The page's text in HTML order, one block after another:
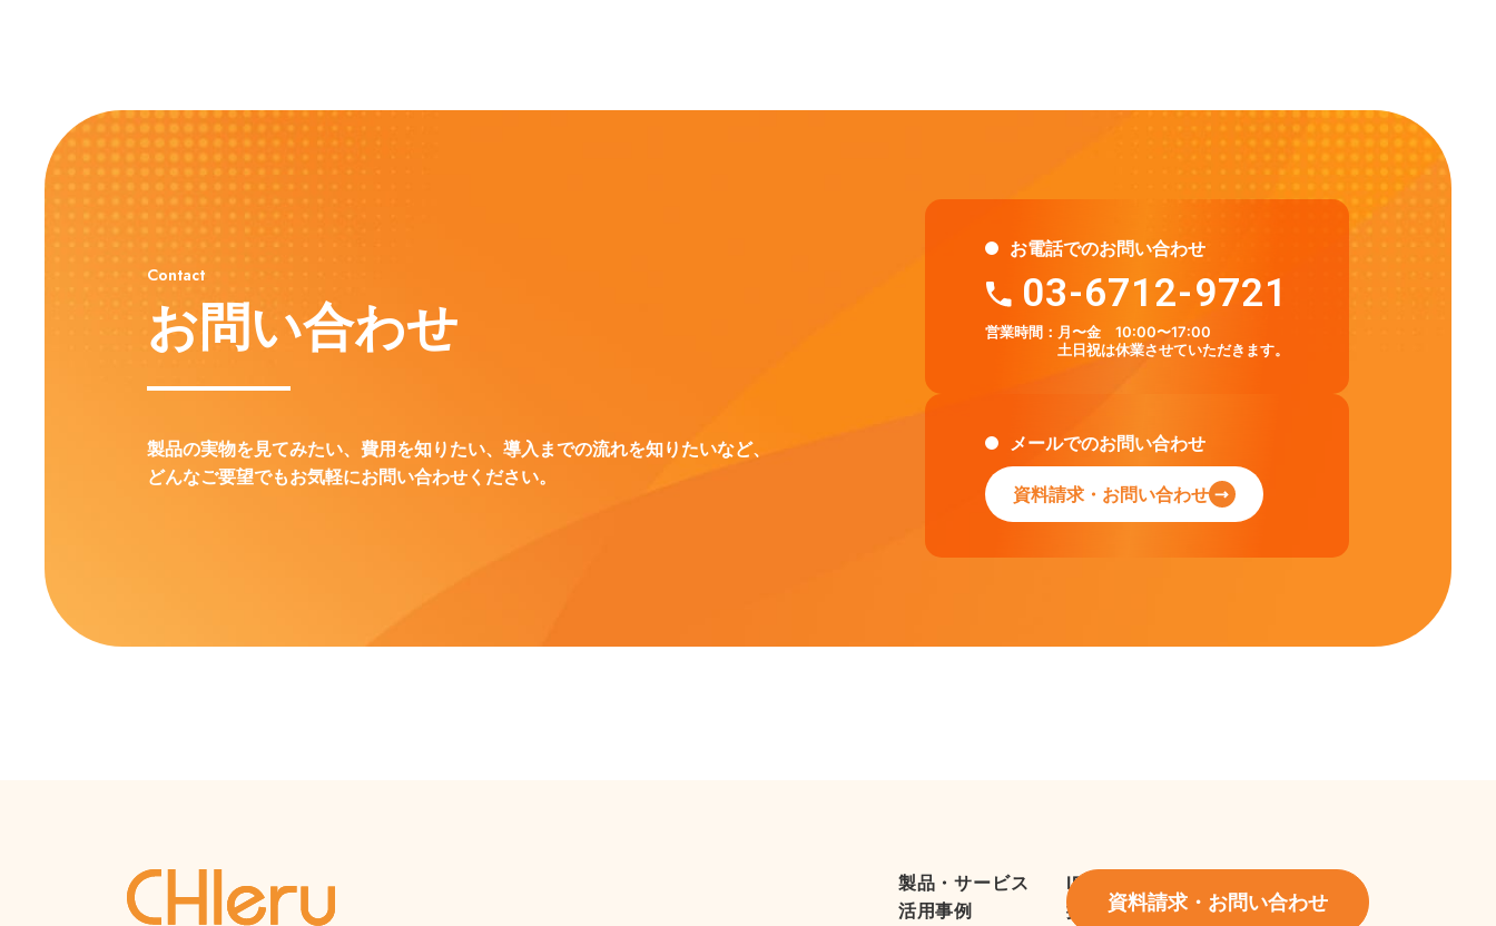
Contact
お問い合わせ
製品の実物を見てみたい、費用を知りたい、導入までの流れを知りたいなど、
どんなご要望でもお気軽にお問い合わせください。
お電話でのお問い合わせ
03-6712-9721
営業時間： 月〜金 10:00〜17:00
土日祝は休業させていただきます。
メールでのお問い合わせ
資料請求・お問い合わせ
製品・サービス
活用事例
IR情報
採用情報資料請求・お問い合わせ